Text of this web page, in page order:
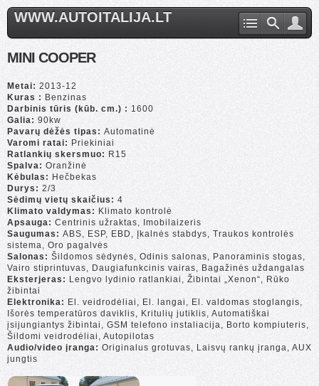
WWW.AUTOITALIJA.LT
MINI COOPER
Metai: 2013-12
Kuras : Benzinas
Darbinis tūris (kūb. cm.) : 1600
Galia: 90kw
Pavarų dėžės tipas: Automatinė
Varomi ratai: Priekiniai
Ratlankių skersmuo: R15
Spalva: Oranžinė
Kėbulas: Hečbekas
Durys: 2/3
Sėdimų vietų skaičius: 4
Klimato valdymas: Klimato kontrolė
Apsauga: Centrinis užraktas, Imobilaizeris
Saugumas: ABS, ESP, EBD, Įkalnės stabdys, Traukos kontrolės
sistema, Oro pagalvės
Salonas: Šildomos sėdynės, Odinis salonas, Panoraminis stogas,
Vairo stiprintuvas, Daugiafunkcinis vairas, Bagažinės uždangalas
Eksterjeras: Lengvo lydinio ratlankiai, Žibintai „Xenon“, Rūko
žibintai
Elektronika: El. veidrodėliai, El. langai, El. valdomas stoglangis,
Išorės temperatūros daviklis, Kritulių jutiklis, Automatiškai
įsijungiantys žibintai, GSM telefono instaliacija, Borto kompiuteris,
Šildomi veidrodėliai, Autopilotas
Audio/video įranga: Originalus grotuvas, Laisvų rankų įranga, AUX
jungtis